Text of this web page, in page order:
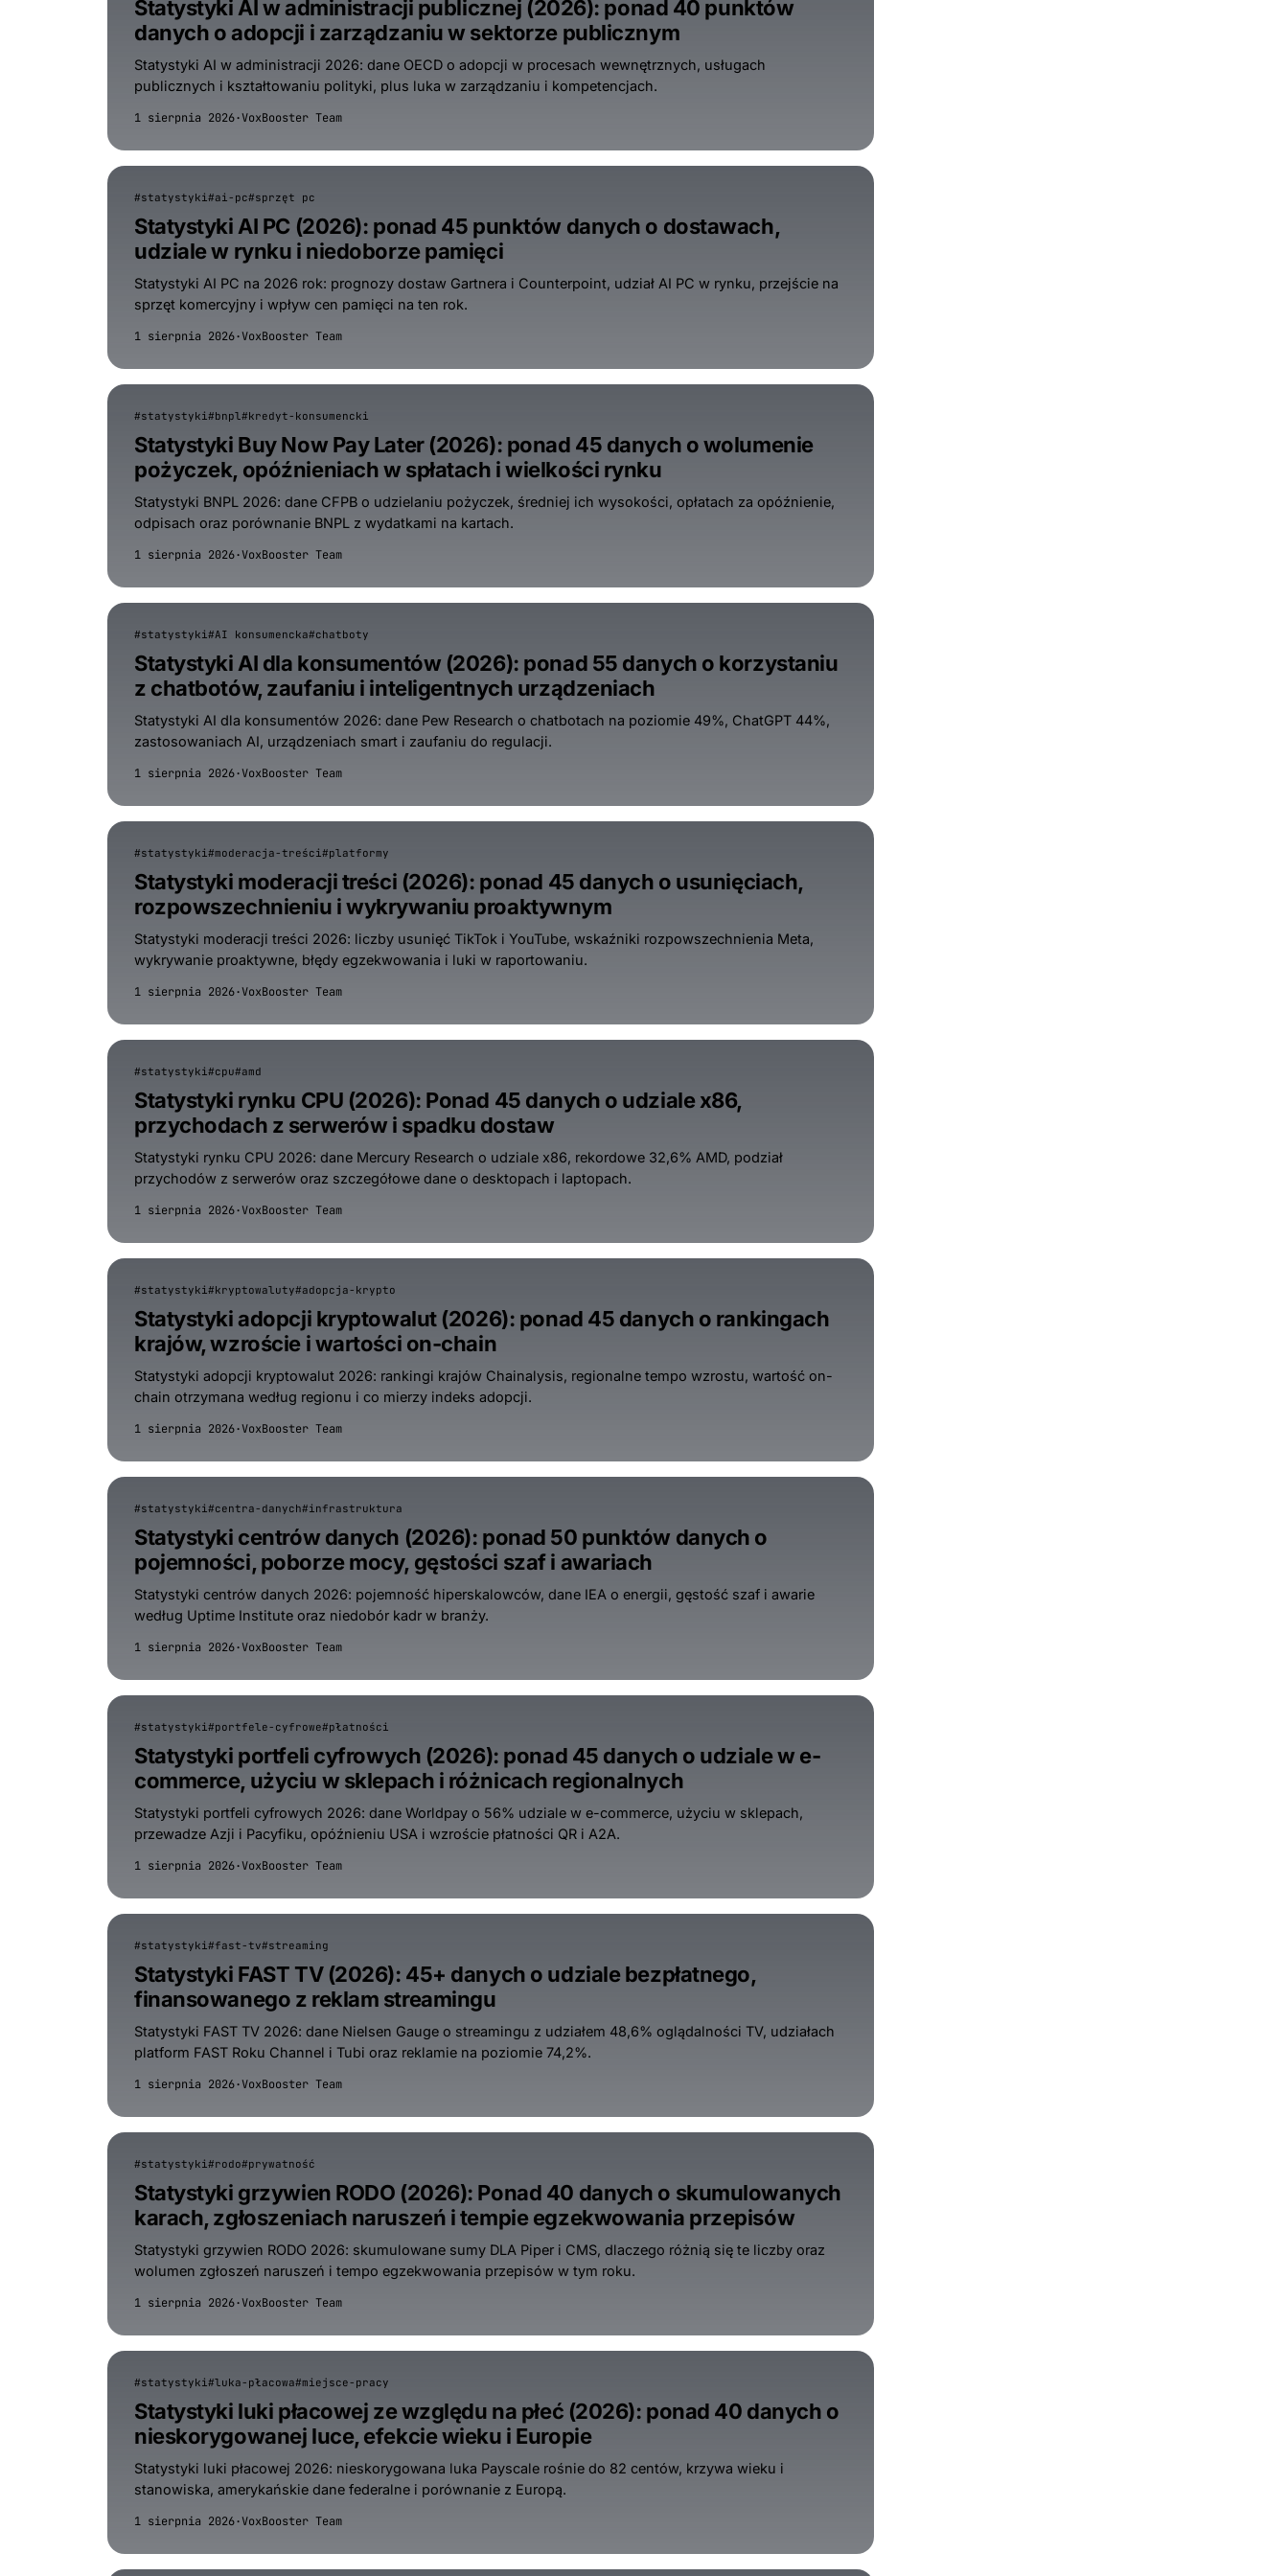
Statystyki AI w administracji publicznej (2026): ponad 40 punktów
danych o adopcji i zarządzaniu w sektorze publicznym
Statystyki AI w administracji 2026: dane OECD o adopcji w procesach wewnętrznych, usługach
publicznych i kształtowaniu polityki, plus luka w zarządzaniu i kompetencjach.
1 sierpnia 2026·VoxBooster Team
#statystyki#ai-pc#sprzęt pc
Statystyki AI PC (2026): ponad 45 punktów danych o dostawach,
udziale w rynku i niedoborze pamięci
Statystyki AI PC na 2026 rok: prognozy dostaw Gartnera i Counterpoint, udział AI PC w rynku, przejście na
sprzęt komercyjny i wpływ cen pamięci na ten rok.
1 sierpnia 2026·VoxBooster Team
#statystyki#bnpl#kredyt-konsumencki
Statystyki Buy Now Pay Later (2026): ponad 45 danych o wolumenie
pożyczek, opóźnieniach w spłatach i wielkości rynku
Statystyki BNPL 2026: dane CFPB o udzielaniu pożyczek, średniej ich wysokości, opłatach za opóźnienie,
odpisach oraz porównanie BNPL z wydatkami na kartach.
1 sierpnia 2026·VoxBooster Team
#statystyki#AI konsumencka#chatboty
Statystyki AI dla konsumentów (2026): ponad 55 danych o korzystaniu
z chatbotów, zaufaniu i inteligentnych urządzeniach
Statystyki AI dla konsumentów 2026: dane Pew Research o chatbotach na poziomie 49%, ChatGPT 44%,
zastosowaniach AI, urządzeniach smart i zaufaniu do regulacji.
1 sierpnia 2026·VoxBooster Team
#statystyki#moderacja-treści#platformy
Statystyki moderacji treści (2026): ponad 45 danych o usunięciach,
rozpowszechnieniu i wykrywaniu proaktywnym
Statystyki moderacji treści 2026: liczby usunięć TikTok i YouTube, wskaźniki rozpowszechnienia Meta,
wykrywanie proaktywne, błędy egzekwowania i luki w raportowaniu.
1 sierpnia 2026·VoxBooster Team
#statystyki#cpu#amd
Statystyki rynku CPU (2026): Ponad 45 danych o udziale x86,
przychodach z serwerów i spadku dostaw
Statystyki rynku CPU 2026: dane Mercury Research o udziale x86, rekordowe 32,6% AMD, podział
przychodów z serwerów oraz szczegółowe dane o desktopach i laptopach.
1 sierpnia 2026·VoxBooster Team
#statystyki#kryptowaluty#adopcja-krypto
Statystyki adopcji kryptowalut (2026): ponad 45 danych o rankingach
krajów, wzroście i wartości on-chain
Statystyki adopcji kryptowalut 2026: rankingi krajów Chainalysis, regionalne tempo wzrostu, wartość on-
chain otrzymana według regionu i co mierzy indeks adopcji.
1 sierpnia 2026·VoxBooster Team
#statystyki#centra-danych#infrastruktura
Statystyki centrów danych (2026): ponad 50 punktów danych o
pojemności, poborze mocy, gęstości szaf i awariach
Statystyki centrów danych 2026: pojemność hiperskalowców, dane IEA o energii, gęstość szaf i awarie
według Uptime Institute oraz niedobór kadr w branży.
1 sierpnia 2026·VoxBooster Team
#statystyki#portfele-cyfrowe#płatności
Statystyki portfeli cyfrowych (2026): ponad 45 danych o udziale w e-
commerce, użyciu w sklepach i różnicach regionalnych
Statystyki portfeli cyfrowych 2026: dane Worldpay o 56% udziale w e-commerce, użyciu w sklepach,
przewadze Azji i Pacyfiku, opóźnieniu USA i wzroście płatności QR i A2A.
1 sierpnia 2026·VoxBooster Team
#statystyki#fast-tv#streaming
Statystyki FAST TV (2026): 45+ danych o udziale bezpłatnego,
finansowanego z reklam streamingu
Statystyki FAST TV 2026: dane Nielsen Gauge o streamingu z udziałem 48,6% oglądalności TV, udziałach
platform FAST Roku Channel i Tubi oraz reklamie na poziomie 74,2%.
1 sierpnia 2026·VoxBooster Team
#statystyki#rodo#prywatność
Statystyki grzywien RODO (2026): Ponad 40 danych o skumulowanych
karach, zgłoszeniach naruszeń i tempie egzekwowania przepisów
Statystyki grzywien RODO 2026: skumulowane sumy DLA Piper i CMS, dlaczego różnią się te liczby oraz
wolumen zgłoszeń naruszeń i tempo egzekwowania przepisów w tym roku.
1 sierpnia 2026·VoxBooster Team
#statystyki#luka-płacowa#miejsce-pracy
Statystyki luki płacowej ze względu na płeć (2026): ponad 40 danych o
nieskorygowanej luce, efekcie wieku i Europie
Statystyki luki płacowej 2026: nieskorygowana luka Payscale rośnie do 82 centów, krzywa wieku i
stanowiska, amerykańskie dane federalne i porównanie z Europą.
1 sierpnia 2026·VoxBooster Team